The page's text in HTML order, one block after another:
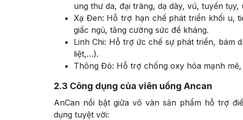
ung thư da, đại tràng, dạ dày, vú, tuyến
Xạ Đen: Hỗ trợ hạn chế phát triển khối u,
giấc ngủ, tăng cường sức đề kháng.
Linh Chi: Hỗ trợ ức chế sự phát triển, bám
liệt,…).
Thông Đỏ: Hỗ trợ chống oxy hóa mạnh
2.3 Công dụng của viên uống Ancan
AnCan nổi bật giữa vô vàn sản phẩm hỗ trợ
dụng tuyệt vời: